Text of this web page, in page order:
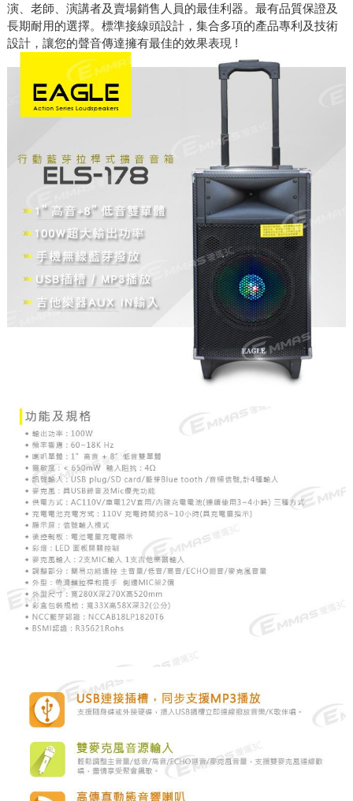
演、老師、演講者及賣場銷售人員的最佳利器。最有品質保證及
長期耐用的選擇。標準接線頭設計，集合多項的產品專利及技術
設計，讓您的聲音傳達擁有最佳的效果表現 !